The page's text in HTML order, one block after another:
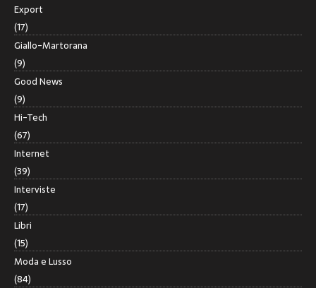
Export
(17)
Giallo-Martorana
(9)
Good News
(9)
Hi-Tech
(67)
Internet
(39)
Interviste
(17)
Libri
(15)
Moda e Lusso
(84)